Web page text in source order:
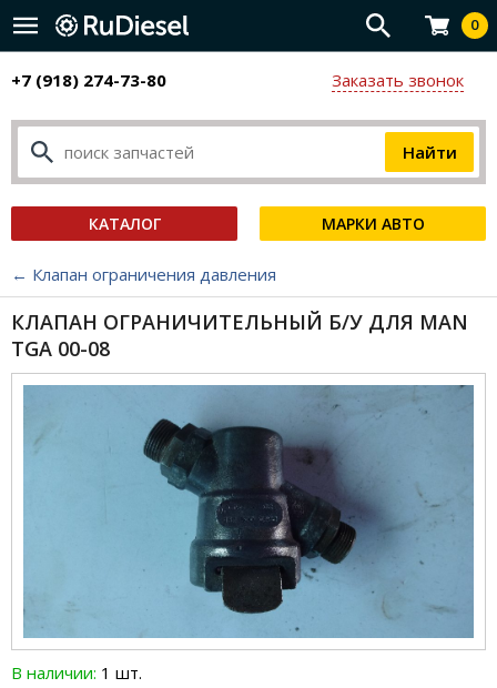
0
+7 (918) 274-73-80 Заказать звонок
КАТАЛОГ МАРКИ АВТО
← Клапан ограничения давления
КЛАПАН ОГРАНИЧИТЕЛЬНЫЙ Б/У ДЛЯ MAN
TGA 00-08
В наличии: 1 шт.